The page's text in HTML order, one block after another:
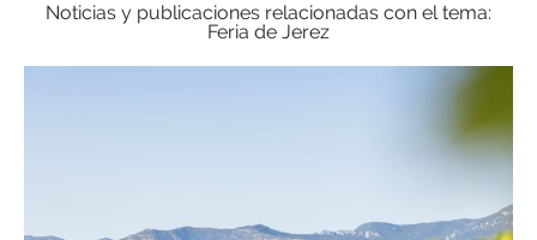
Noticias y publicaciones relacionadas con el tema:
Feria de Jerez